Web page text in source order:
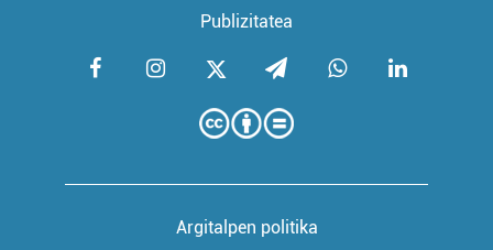
Publizitatea
Argitalpen politika